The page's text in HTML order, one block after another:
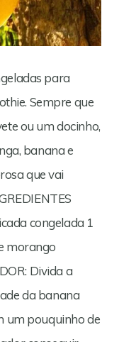
para
Sempre que
ou um docinho,
banana e
que vai
congelada 1
morango
Divida a
da banana
um pouquinho de